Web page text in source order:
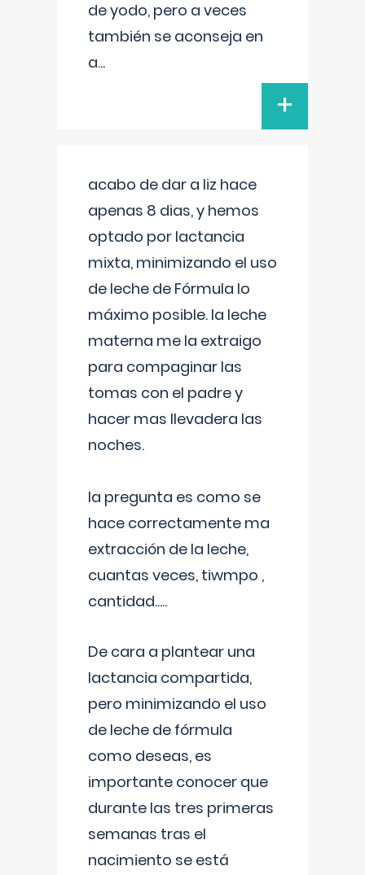
de yodo, pero a veces
también se aconseja en
a...
+
acabo de dar a liz hace
apenas 8 dias, y hemos
optado por lactancia
mixta, minimizando el uso
de leche de Fórmula lo
máximo posible. la leche
materna me la extraigo
para compaginar las
tomas con el padre y
hacer mas llevadera las
noches.
la pregunta es como se
hace correctamente ma
extracción de la leche,
cuantas veces, tiwmpo ,
cantidad.....
De cara a plantear una
lactancia compartida,
pero minimizando el uso
de leche de fórmula
como deseas, es
importante conocer que
durante las tres primeras
semanas tras el
nacimiento se está